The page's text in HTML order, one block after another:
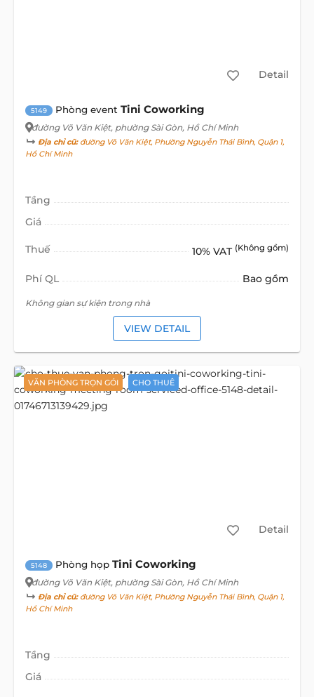
Detail
5149 Phòng event Tini Coworking
đường Võ Văn Kiệt, phường Sài Gòn, Hồ Chí Minh
Địa chỉ cũ:đường Võ Văn Kiệt, Phường Nguyễn Thái Bình, Quận 1,
Hồ Chí Minh
Tầng
Giá
Thuế 10% VAT (Không gồm)
Phí QL Bao gồm
Không gian sự kiện trong nhà
VIEW DETAIL
VĂN PHÒNG TRỌN GÓI CHO THUÊ
Detail
5148 Phòng họp Tini Coworking
đường Võ Văn Kiệt, phường Sài Gòn, Hồ Chí Minh
Địa chỉ cũ:đường Võ Văn Kiệt, Phường Nguyễn Thái Bình, Quận 1,
Hồ Chí Minh
Tầng
Giá